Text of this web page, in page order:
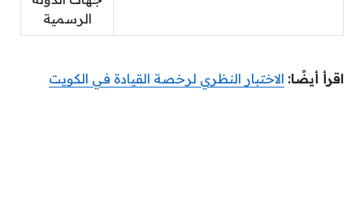
الرسمية
اقرأ أيضًا: الاختبار النظري لرخصة القيادة في الكويت